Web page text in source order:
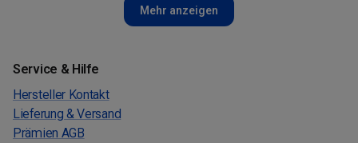
Mehr anzeigen
Service & Hilfe
Hersteller Kontakt
Lieferung & Versand
Prämien AGB